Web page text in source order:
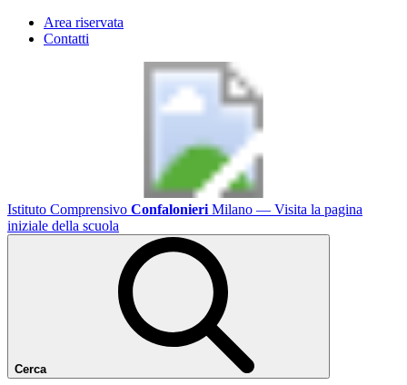
Area riservata
Contatti
Istituto Comprensivo Confalonieri Milano — Visita la pagina
iniziale della scuola
Cerca